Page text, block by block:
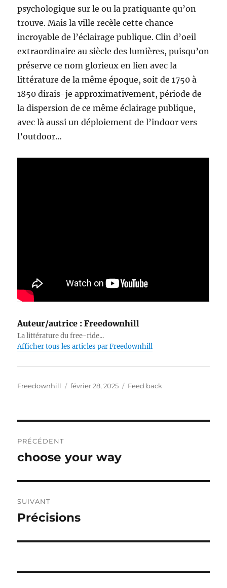
psychologique sur le ou la pratiquante qu’on
trouve. Mais la ville recèle cette chance
incroyable de l’éclairage publique. Clin d’oeil
extraordinaire au siècle des lumières, puisqu’on
préserve ce nom glorieux en lien avec la
littérature de la même époque, soit de 1750 à
1850 dirais-je approximativement, période de
la dispersion de ce même éclairage publique,
avec là aussi un déploiement de l’indoor vers
l’outdoor…
Auteur/autrice : Freedownhill
La littérature du free-ride...
Afficher tous les articles par Freedownhill
Auteur
Freedownhill
Publié
février 28, 2025 Catégories
Feed back
de
PRÉCÉDENT
Publication
choose your way
SUIVANT
Publication
Précisions